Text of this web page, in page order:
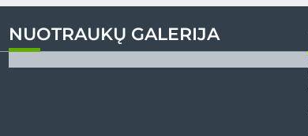
NUOTRAUKŲ GALERIJA